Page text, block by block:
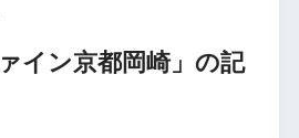
イン京都岡崎」の記